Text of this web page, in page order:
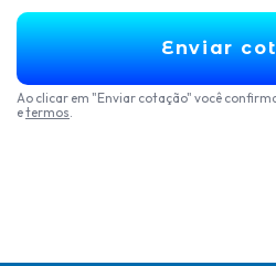
Ao clicar em "Enviar cotação" você
etermos.
Enviar